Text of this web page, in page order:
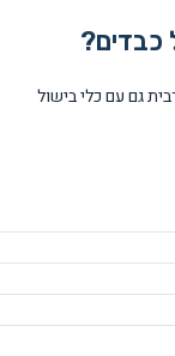
כבדים?
גם עם כלי בישול